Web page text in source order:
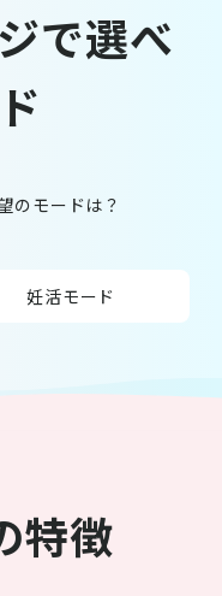
で選べ
のモードは？
妊活モード
特徴